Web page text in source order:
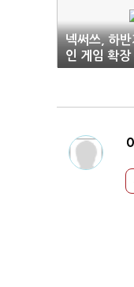
넥써쓰, 하
인 게임 확장